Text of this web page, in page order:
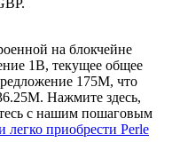
в качестве
на блокчейне
1B, текущее общее
175M, что
Нажмите здесь,
с нашим пошаговым
легко приобрести Perle